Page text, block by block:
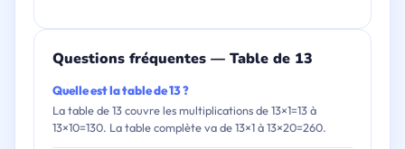
Questions fréquentes — Table de 13
Quelle est la table de 13 ?
La table de 13 couvre les multiplications de 13×1=13 à
13×10=130. La table complète va de 13×1 à 13×20=260.